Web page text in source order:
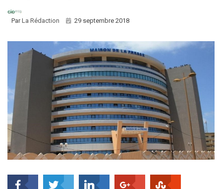
ParLa Rédaction 29 septembre 2018